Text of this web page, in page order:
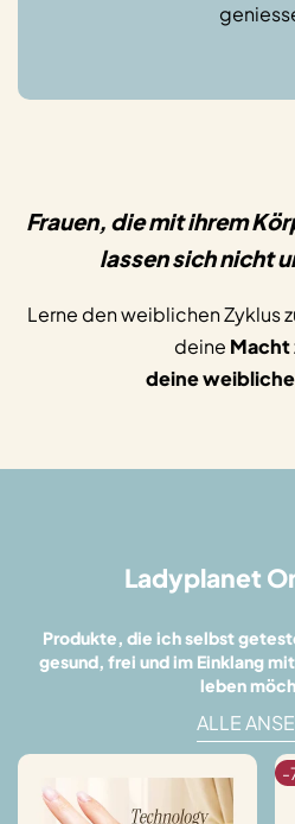
Frauen, die mit ihrem
lassen sich nicht
Lerne den weiblichen Zyklus
deine Macht
deine
Ladyplanet
Produkte, die ich selbst
gesund, frei und im Einklang
leben
ALLE
-